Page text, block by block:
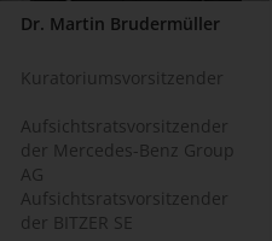
Dr. Martin Brudermüller
Kuratoriumsvorsitzender
Aufsichtsratsvorsitzender
der Mercedes-Benz Group
AG
Aufsichtsratsvorsitzender
der BITZER SE